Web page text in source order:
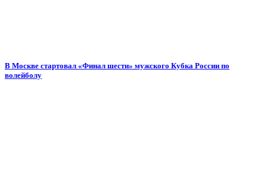
В Москве стартовал «Финал шести» мужского Кубка России по
волейболу